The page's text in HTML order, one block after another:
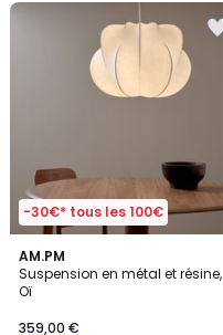
-30€* tous les 100€
AM.PM
Suspension en métal et résine,
Oï
359,00 €
3
/
5